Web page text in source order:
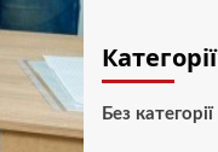
Категорії
Без категорії